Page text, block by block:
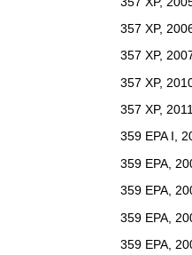
357 XP,
357 XP,
357 XP,
357 XP,
359 EPA I,
359 EPA,
359 EPA,
359 EPA,
359 EPA,